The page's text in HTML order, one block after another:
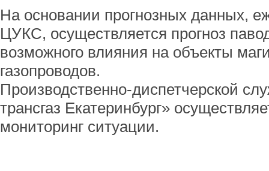
На основании прогнозных данных,
ЦУКС, осуществляется прогноз
возможного влияния на объекты
газопроводов.
Производственно-диспетчерской
трансгаз Екатеринбург»
мониторинг ситуации.